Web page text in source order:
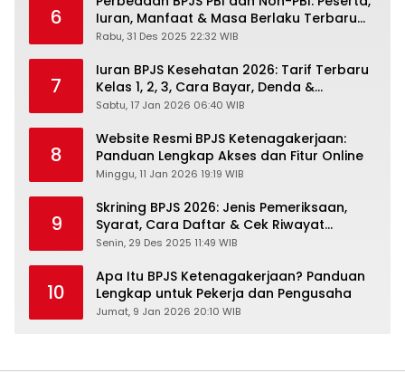
6
Iuran, Manfaat & Masa Berlaku Terbaru
2026
Rabu, 31 Des 2025 22:32 WIB
7
Iuran BPJS Kesehatan 2026: Tarif Terbaru
Kelas 1, 2, 3, Cara Bayar, Denda &
Panduan Lengkap Peserta JKN-KIS
Sabtu, 17 Jan 2026 06:40 WIB
8
Website Resmi BPJS Ketenagakerjaan:
Panduan Lengkap Akses dan Fitur Online
Minggu, 11 Jan 2026 19:19 WIB
9
Skrining BPJS 2026: Jenis Pemeriksaan,
Syarat, Cara Daftar & Cek Riwayat
Kesehatan Gratis
Senin, 29 Des 2025 11:49 WIB
10
Apa Itu BPJS Ketenagakerjaan? Panduan
Lengkap untuk Pekerja dan Pengusaha
Jumat, 9 Jan 2026 20:10 WIB